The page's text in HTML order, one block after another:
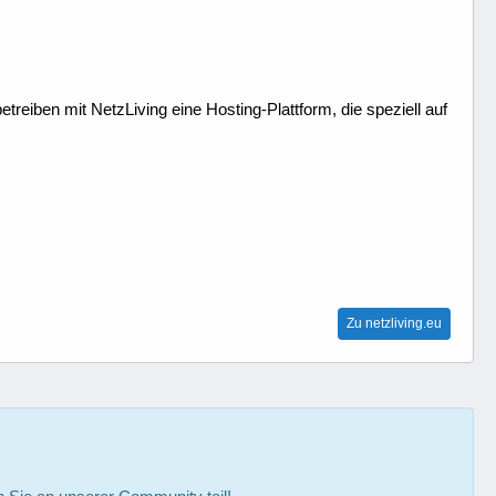
mit NetzLiving eine Hosting-Plattform, die speziell auf
Zu netzliving.eu